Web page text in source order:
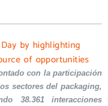
by highlighting
of opportunities
con la participación
sectores del packaging,
38.361 interacciones